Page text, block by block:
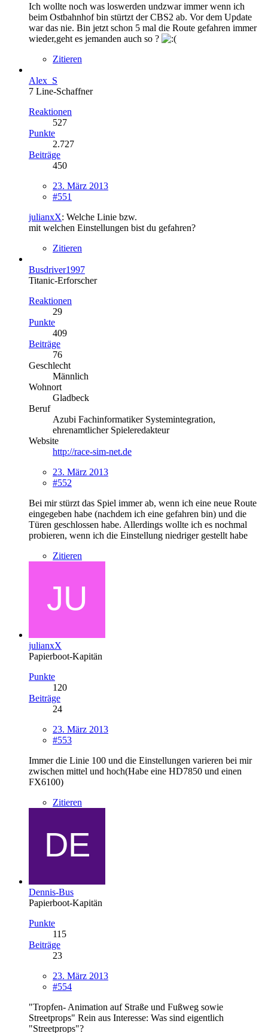
Ich wollte noch was loswerden undzwar immer wenn ich
beim Ostbahnhof bin stürtzt der CBS2 ab. Vor dem Update
war das nie. Bin jetzt schon 5 mal die Route gefahren immer
wieder,geht es jemanden auch so ?
Zitieren
Alex_S
7 Line-Schaffner
Reaktionen
527
Punkte
2.727
Beiträge
450
23. März 2013
#551
julianxX: Welche Linie bzw.
mit welchen Einstellungen bist du gefahren?
Zitieren
Busdriver1997
Titanic-Erforscher
Reaktionen
29
Punkte
409
Beiträge
76
Geschlecht
Männlich
Wohnort
Gladbeck
Beruf
Azubi Fachinformatiker Systemintegration,
ehrenamtlicher Spieleredakteur
Website
http://race-sim-net.de
23. März 2013
#552
Bei mir stürzt das Spiel immer ab, wenn ich eine neue Route
eingegeben habe (nachdem ich eine gefahren bin) und die
Türen geschlossen habe. Allerdings wollte ich es nochmal
probieren, wenn ich die Einstellung niedriger gestellt habe
Zitieren
julianxX
Papierboot-Kapitän
Punkte
120
Beiträge
24
23. März 2013
#553
Immer die Linie 100 und die Einstellungen varieren bei mir
zwischen mittel und hoch(Habe eine HD7850 und einen
FX6100)
Zitieren
Dennis-Bus
Papierboot-Kapitän
Punkte
115
Beiträge
23
23. März 2013
#554
"Tropfen- Animation auf Straße und Fußweg sowie
Streetprops" Rein aus Interesse: Was sind eigentlich
"Streetprops"?